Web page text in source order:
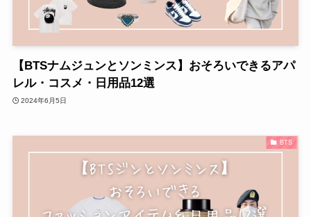
【BTSナムジュンとソンミンス】おそろいできるアパ
レル・コスメ・日用品12選
2024年6月5日
BTS